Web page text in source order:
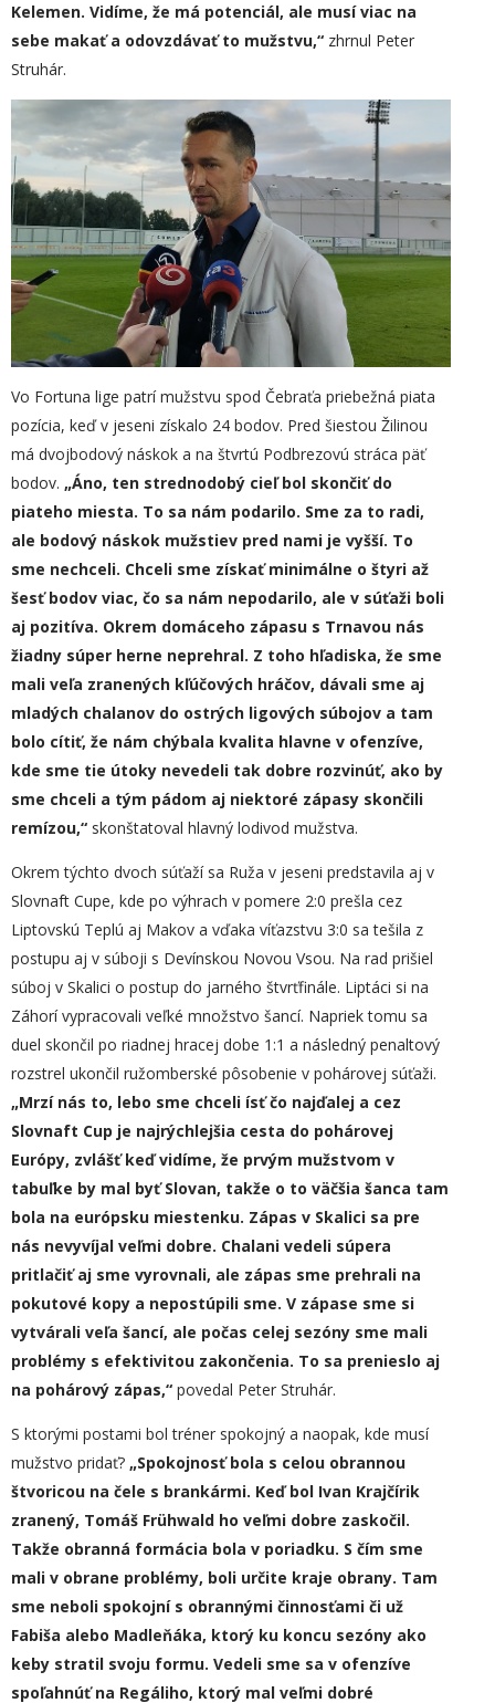
Kelemen. Vidíme, že má potenciál, ale musí viac na
sebe makať a odovzdávať to mužstvu,“ zhrnul Peter
Struhár.
Vo Fortuna lige patrí mužstvu spod Čebraťa priebežná piata
pozícia, keď v jeseni získalo 24 bodov. Pred šiestou Žilinou
má dvojbodový náskok a na štvrtú Podbrezovú stráca päť
bodov. „Áno, ten strednodobý cieľ bol skončiť do
piateho miesta. To sa nám podarilo. Sme za to radi,
ale bodový náskok mužstiev pred nami je vyšší. To
sme nechceli. Chceli sme získať minimálne o štyri až
šesť bodov viac, čo sa nám nepodarilo, ale v súťaži boli
aj pozitíva. Okrem domáceho zápasu s Trnavou nás
žiadny súper herne neprehral. Z toho hľadiska, že sme
mali veľa zranených kľúčových hráčov, dávali sme aj
mladých chalanov do ostrých ligových súbojov a tam
bolo cítiť, že nám chýbala kvalita hlavne v ofenzíve,
kde sme tie útoky nevedeli tak dobre rozvinúť, ako by
sme chceli a tým pádom aj niektoré zápasy skončili
remízou,“ skonštatoval hlavný lodivod mužstva.
Okrem týchto dvoch súťaží sa Ruža v jeseni predstavila aj v
Slovnaft Cupe, kde po výhrach v pomere 2:0 prešla cez
Liptovskú Teplú aj Makov a vďaka víťazstvu 3:0 sa tešila z
postupu aj v súboji s Devínskou Novou Vsou. Na rad prišiel
súboj v Skalici o postup do jarného štvrťfinále. Liptáci si na
Záhorí vypracovali veľké množstvo šancí. Napriek tomu sa
duel skončil po riadnej hracej dobe 1:1 a následný penaltový
rozstrel ukončil ružomberské pôsobenie v pohárovej súťaži.
„Mrzí nás to, lebo sme chceli ísť čo najďalej a cez
Slovnaft Cup je najrýchlejšia cesta do pohárovej
Európy, zvlášť keď vidíme, že prvým mužstvom v
tabuľke by mal byť Slovan, takže o to väčšia šanca tam
bola na európsku miestenku. Zápas v Skalici sa pre
nás nevyvíjal veľmi dobre. Chalani vedeli súpera
pritlačiť aj sme vyrovnali, ale zápas sme prehrali na
pokutové kopy a nepostúpili sme. V zápase sme si
vytvárali veľa šancí, ale počas celej sezóny sme mali
problémy s efektivitou zakončenia. To sa prenieslo aj
na pohárový zápas,“ povedal Peter Struhár.
S ktorými postami bol tréner spokojný a naopak, kde musí
mužstvo pridať? „Spokojnosť bola s celou obrannou
štvoricou na čele s brankármi. Keď bol Ivan Krajčírik
zranený, Tomáš Frühwald ho veľmi dobre zaskočil.
Takže obranná formácia bola v poriadku. S čím sme
mali v obrane problémy, boli určite kraje obrany. Tam
sme neboli spokojní s obrannými činnosťami či už
Fabiša alebo Madleňáka, ktorý ku koncu sezóny ako
keby stratil svoju formu. Vedeli sme sa v ofenzíve
spoľahnúť na Regáliho, ktorý mal veľmi dobré